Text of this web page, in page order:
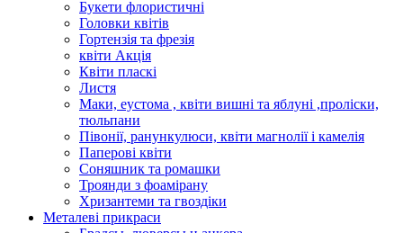
Букети флористичні
Головки квітів
Гортензія та фрезія
квіти Акція
Квіти пласкі
Листя
Маки, еустома , квіти вишні та яблуні ,проліски,
тюльпани
Півонії, ранункулюси, квіти магнолії і камелія
Паперові квіти
Соняшник та ромашки
Троянди з фоамірану
Хризантеми та гвоздіки
Металеві прикраси